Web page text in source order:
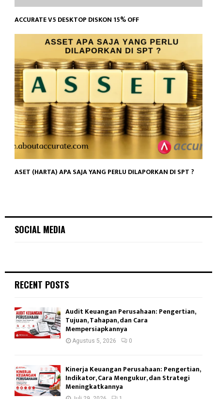
ACCURATE V5 DESKTOP DISKON 15% OFF
ASET (HARTA) APA SAJA YANG PERLU DILAPORKAN DI SPT ?
SOCIAL MEDIA
RECENT POSTS
Audit Keuangan Perusahaan: Pengertian,
Tujuan, Tahapan, dan Cara
Mempersiapkannya
Agustus 5, 2026 0
Kinerja Keuangan Perusahaan: Pengertian,
Indikator, Cara Mengukur, dan Strategi
Meningkatkannya